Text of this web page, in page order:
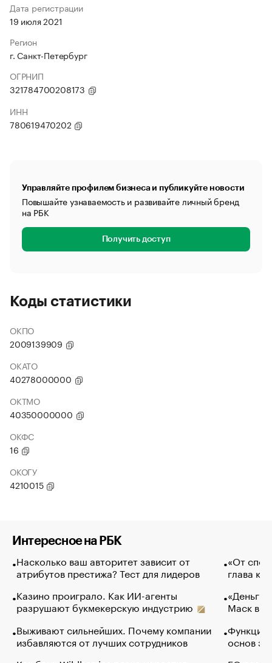
Дата регистрации
19 июля 2021
Регион
г. Санкт-Петербург
ОГРНИП
321784700208173
ИНН
780619470202
Управляйте профилем бизнеса и публикуйте новости
Повышайте узнаваемость и развивайте личный бренд
на РБК
Получить доступ
Коды статистики
ОКПО
2009139909
ОКАТО
40278000000
ОКТМО
40350000000
ОКФС
16
ОКОГУ
4210015
Интересное на РБК
Насколько ваш авторитет зависит от
атрибутов престижа? Тест для лидеров
Казино проиграло. Как ИИ-агенты
разрушают букмекерскую индустрию
Выживают сильнейших. Почему компании
избавляются от лучших сотрудников
«От
глава
«Деньги
Маск в
Функции
основ